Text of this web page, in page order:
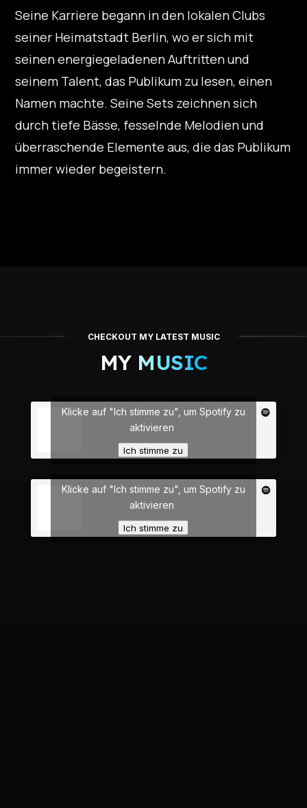
Seine Karriere begann in den lokalen Clubs
seiner Heimatstadt Berlin, wo er sich mit
seinen energiegeladenen Auftritten und
seinem Talent, das Publikum zu lesen, einen
Namen machte. Seine Sets zeichnen sich
durch tiefe Bässe, fesselnde Melodien und
überraschende Elemente aus, die das Publikum
immer wieder begeistern.
CHECKOUT MY LATEST MUSIC
MY MUSIC
Klicke auf "Ich stimme zu", um Spotify zu
aktivieren
Ich stimme zu
Klicke auf "Ich stimme zu", um Spotify zu
aktivieren
Ich stimme zu